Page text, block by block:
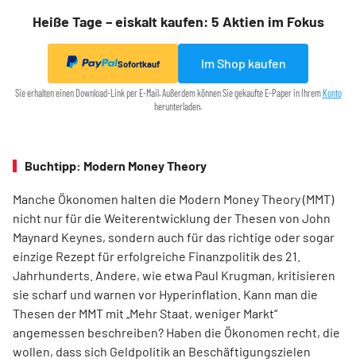
Heiße Tage – eiskalt kaufen: 5 Aktien im Fokus
Sofortkauf Im Shop kaufen
Sie erhalten einen Download-Link per E-Mail. Außerdem können Sie gekaufte E-Paper in Ihrem Konto
herunterladen.
Buchtipp: Modern Money Theory
Manche Ökonomen halten die Modern Money Theory (MMT)
nicht nur für die Weiterentwicklung der Thesen von John
Maynard Keynes, sondern auch für das richtige oder sogar
einzige Rezept für erfolgreiche Finanzpolitik des 21.
Jahrhunderts. Andere, wie etwa Paul Krugman, kritisieren
sie scharf und warnen vor Hyperinflation. Kann man die
Thesen der MMT mit „Mehr Staat, weniger Markt“
angemessen beschreiben? Haben die Ökonomen recht, die
wollen, dass sich Geldpolitik an Beschäftigungszielen